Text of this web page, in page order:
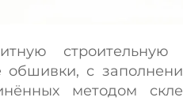
обшивки, с
методом